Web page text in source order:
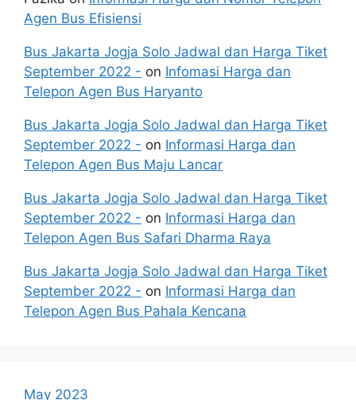
Agen Bus Efisiensi
Bus Jakarta Jogja Solo Jadwal dan Harga Tiket
September 2022 - on Infomasi Harga dan
Telepon Agen Bus Haryanto
Bus Jakarta Jogja Solo Jadwal dan Harga Tiket
September 2022 - on Informasi Harga dan
Telepon Agen Bus Maju Lancar
Bus Jakarta Jogja Solo Jadwal dan Harga Tiket
September 2022 - on Informasi Harga dan
Telepon Agen Bus Safari Dharma Raya
Bus Jakarta Jogja Solo Jadwal dan Harga Tiket
September 2022 - on Informasi Harga dan
Telepon Agen Bus Pahala Kencana
May 2023